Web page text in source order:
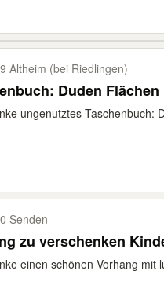
Altheim (bei Riedlingen)
Duden
ungenutztes Taschenbuch:
Senden
zu verschenken
einen schönen Vorhang mit